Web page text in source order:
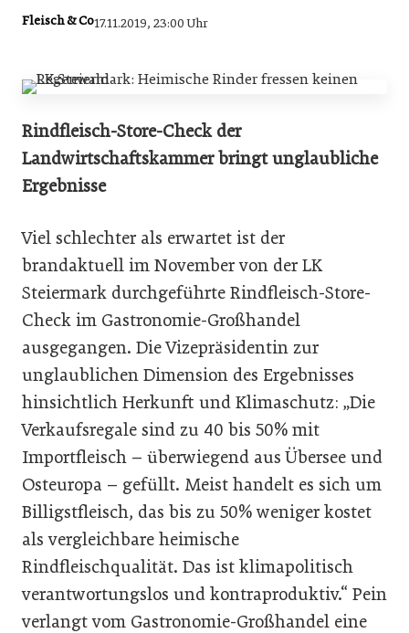
Fleisch & Co17.11.2019, 23:00 Uhr
Rindfleisch-Store-Check der
Landwirtschaftskammer bringt unglaubliche
Ergebnisse
Viel schlechter als erwartet ist der
brandaktuell im November von der LK
Steiermark durchgeführte Rindfleisch-Store-
Check im Gastronomie-Großhandel
ausgegangen. Die Vizepräsidentin zur
unglaublichen Dimension des Ergebnisses
hinsichtlich Herkunft und Klimaschutz: „Die
Verkaufsregale sind zu 40 bis 50% mit
Importfleisch – überwiegend aus Übersee und
Osteuropa – gefüllt. Meist handelt es sich um
Billigstfleisch, das bis zu 50% weniger kostet
als vergleichbare heimische
Rindfleischqualität. Das ist klimapolitisch
verantwortungslos und kontraproduktiv.“ Pein
verlangt vom Gastronomie-Großhandel eine